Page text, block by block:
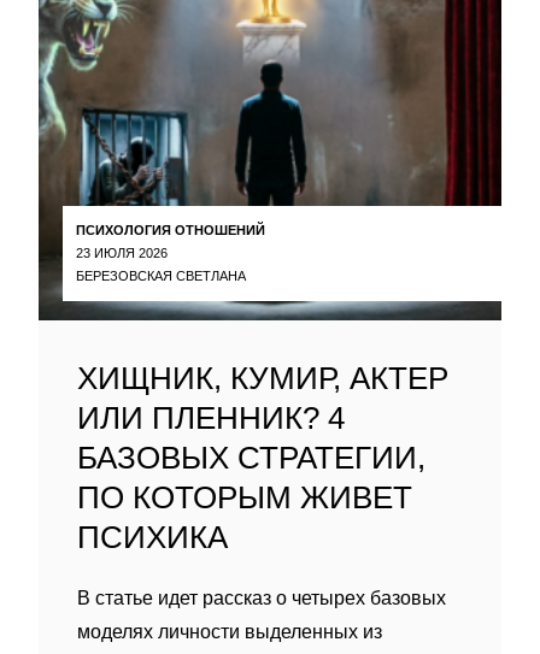
ПСИХОЛОГИЯ ОТНОШЕНИЙ
23 ИЮЛЯ 2026
БЕРЕЗОВСКАЯ СВЕТЛАНА
ХИЩНИК, КУМИР, АКТЕР
ИЛИ ПЛЕННИК? 4
БАЗОВЫХ СТРАТЕГИИ,
ПО КОТОРЫМ ЖИВЕТ
ПСИХИКА
В статье идет рассказ о четырех базовых
моделях личности выделенных из